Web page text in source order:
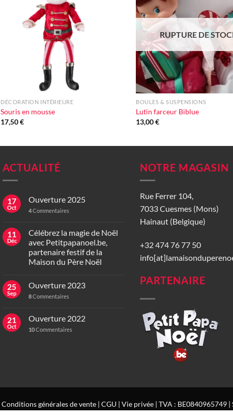
DÉCORATION INTÉRIEURE
Souris en mousse
17,50€
+
RUPTURE DE
BOULES & SUSPENSIONS
Lutin farceur Biblue
13,00€
ACTUALITÉ
17
Oct
Ouverture 2025
4Commentaires
11
Déc
Célébrez la magie de Noël
avec Petitpapanoel.be,
partenaire festif de la
Maison du Père Noël
25
Sep
Ouverture 2023
8Commentaires
21
Oct
Ouverture 2022
10Commentaires
NOTRE MAGASIN
Rue Ferrer 104,
7033 Cuesmes (Mons)
Hainaut (Belgique)
+32 474 76 77 50
PARTENAIRE
Conditions générales de vente| CGU| Vie privée| TVA : BE0840965749 |